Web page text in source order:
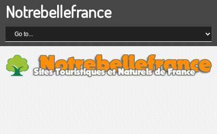
Notrebellefrance